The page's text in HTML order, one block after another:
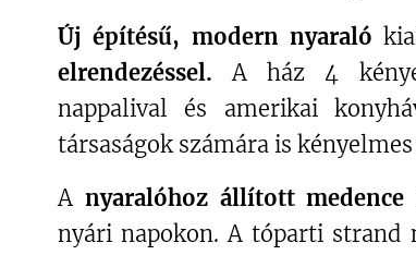
Új építésű, modern nyaraló
elrendezéssel. A ház 4
nappalival és amerikai
társaságok számára is
A nyaralóhoz állított medence
nyári napokon. A tóparti strand